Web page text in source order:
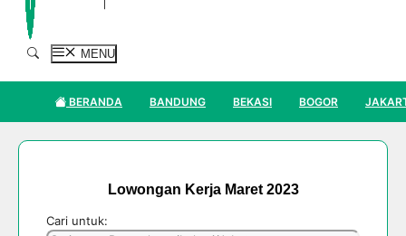
MENU
BERANDA BANDUNG BEKASI BOGOR
Lowongan Kerja Maret 2023
Cari untuk: